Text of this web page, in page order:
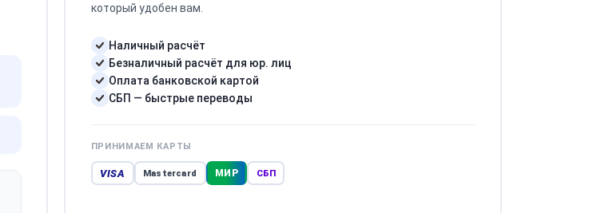
который удобен вам.
Наличный расчёт
Безналичный расчёт для юр. лиц
Оплата банковской картой
СБП — быстрые переводы
ПРИНИМАЕМ КАРТЫ
VISA Mastercard МИР СБП